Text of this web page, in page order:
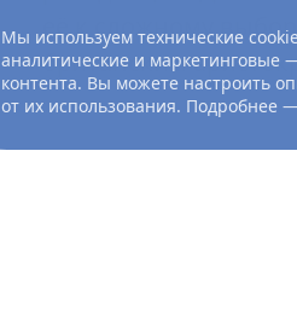
её к сложному
британским
Мы используем технические
аналитические и маркетинговые
контента. Вы можете настроить
от их использования. Подробнее